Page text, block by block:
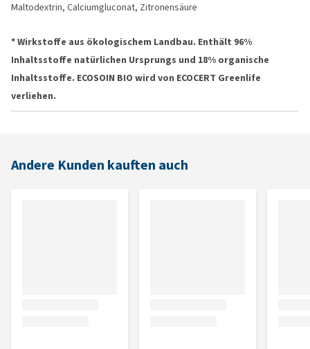
Maltodextrin, Calciumgluconat, Zitronensäure
* Wirkstoffe aus ökologischem Landbau. Enthält 96%
Inhaltsstoffe natürlichen Ursprungs und 18% organische
Inhaltsstoffe. ECOSOIN BIO wird von ECOCERT Greenlife
verliehen.
Andere Kunden kauften auch